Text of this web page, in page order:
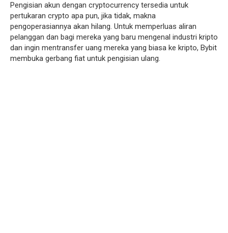
Pengisian akun dengan cryptocurrency tersedia untuk
pertukaran crypto apa pun, jika tidak, makna
pengoperasiannya akan hilang. Untuk memperluas aliran
pelanggan dan bagi mereka yang baru mengenal industri kripto
dan ingin mentransfer uang mereka yang biasa ke kripto, Bybit
membuka gerbang fiat untuk pengisian ulang.